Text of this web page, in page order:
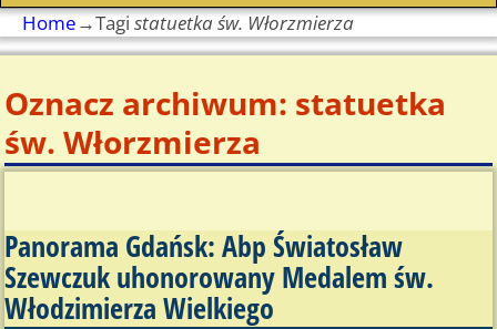
Home→Tagi statuetka św. Włorzmierza
Oznacz archiwum: statuetka
św. Włorzmierza
Panorama Gdańsk: Abp Światosław
Szewczuk uhonorowany Medalem św.
Włodzimierza Wielkiego